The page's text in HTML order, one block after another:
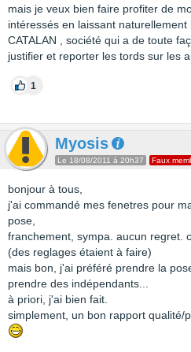
mais je veux bien faire profiter de
intéressés en laissant
CATALAN , société qui a de toute
justifier et reporter les tords sur les
1
Myosis
Le 18/08/2011 à 20h37 Faux
bonjour à tous,
j'ai commandé mes fenetres pour
pose,
franchement, sympa. aucun regret.
(des reglages étaient à faire)
mais bon, j'ai préféré prendre la
prendre des indépendants...
à priori, j'ai bien fait.
simplement, un bon rapport qualité/